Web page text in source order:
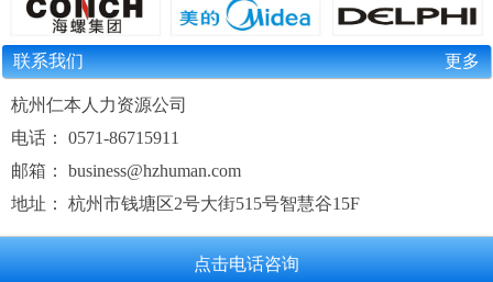
联系我们 更多
杭州仁本人力资源公司
电话： 0571-86715911
邮箱： business@hzhuman.com
地址： 杭州市钱塘区2号大街515号智慧谷15F
点击电话咨询